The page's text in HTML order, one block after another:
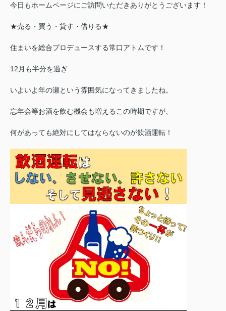
今日もホームページにご訪問いただきありがとうございます！
★売る・買う・貸す・借りる★
住まいを総合プロデュースする常口アトムです！
12月も半分を過ぎ
いよいよ年の瀬という雰囲気になってきましたね。
忘年会等お酒を飲む機会も増えるこの時期ですが、
何があっても絶対にしてはならないのが飲酒運転！